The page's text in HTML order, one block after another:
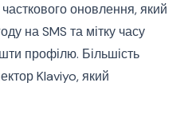
оновлення, який
на SMS та мітку часу
профілю. Більшість
Klaviyo, який